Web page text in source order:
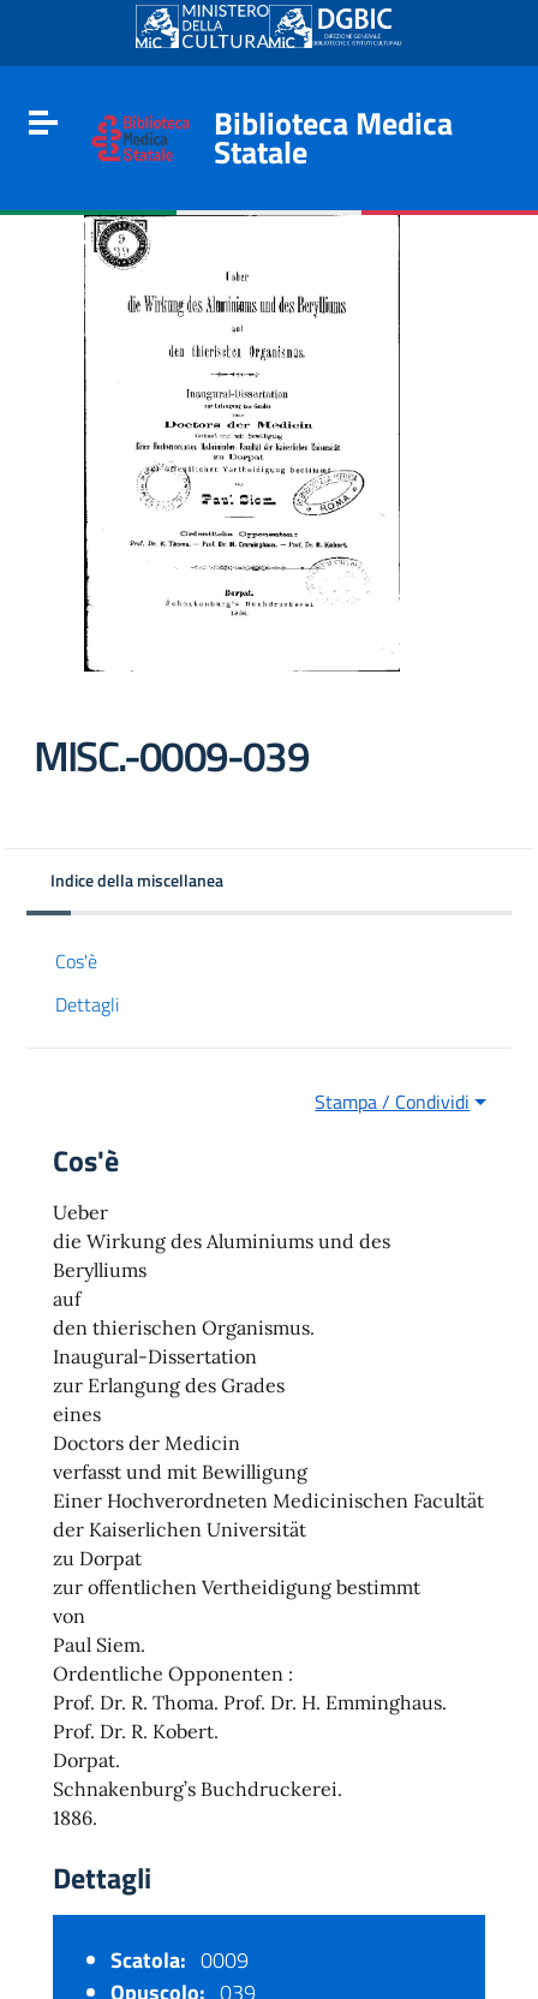
Go to content
Go to the navigation menu
Go to the footer
Toggle navigation
Biblioteca Medica
Statale
MISC.-0009-039
Indice della miscellanea
Cos'è
Dettagli
Stampa / Condividi
Cos'è
Ueber
die Wirkung des Aluminiums und des
Berylliums
auf
den thierischen Organismus.
Inaugural-Dissertation
zur Erlangung des Grades
eines
Doctors der Medicin
verfasst und mit Bewilligung
Einer Hochverordneten Medicinischen Facultät
der Kaiserlichen Universität
zu Dorpat
zur offentlichen Vertheidigung bestimmt
von
Paul Siem.
Ordentliche Opponenten :
Prof. Dr. R. Thoma. Prof. Dr. H. Emminghaus.
Prof. Dr. R. Kobert.
Dorpat.
Schnakenburg’s Buchdruckerei.
1886.
Dettagli
Scatola: 0009